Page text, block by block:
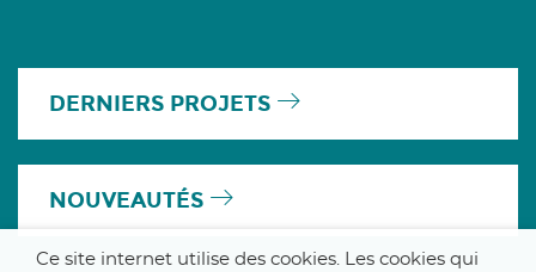
DERNIERS PROJETS
NOUVEAUTÉS
Ce site internet utilise des cookies. Les cookies qui